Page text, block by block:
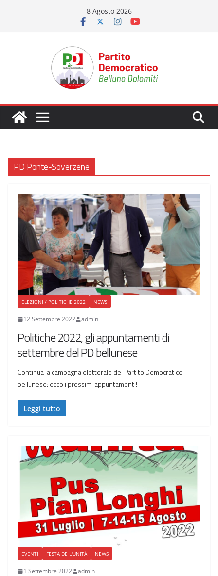
8 Agosto 2026
PD Ponte-Soverzene
ELEZIONI / POLITICHE 2022 NEWS
12 Settembre 2022 admin
Politiche 2022, gli appuntamenti di
settembre del PD bellunese
Continua la campagna elettorale del Partito Democratico
bellunese: ecco i prossimi appuntamenti!
Leggi tutto
EVENTI FESTA DE L'UNITÀ NEWS
1 Settembre 2022 admin